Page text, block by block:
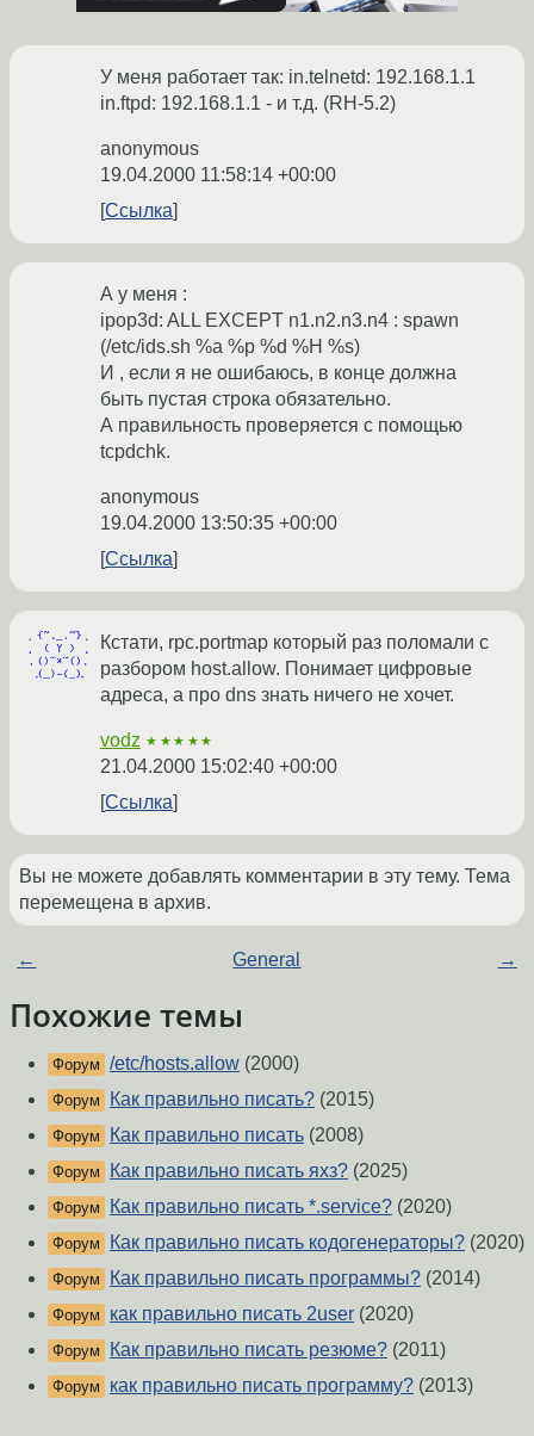
У меня работает так: in.telnetd: 192.168.1.1
in.ftpd: 192.168.1.1 - и т.д. (RH-5.2)
anonymous
19.04.2000 11:58:14 +00:00
Ссылка
А у меня :
ipop3d: ALL EXCEPT n1.n2.n3.n4 : spawn
(/etc/ids.sh %a %p %d %H %s)
И , если я не ошибаюсь, в конце должна
быть пустая строка обязательно.
А правильность проверяется с помощью
tcpdchk.
anonymous
19.04.2000 13:50:35 +00:00
Ссылка
Кстати, rpc.portmap который раз поломали с
разбором host.allow. Понимает цифровые
адреса, а про dns знать ничего не хочет.
vodz ★★★★★
21.04.2000 15:02:40 +00:00
Ссылка
Вы не можете добавлять комментарии в эту тему. Тема
перемещена в архив.
← General →
Похожие темы
Форум /etc/hosts.allow (2000)
Форум Как правильно писать? (2015)
Форум Как правильно писать (2008)
Форум Как правильно писать яхз? (2025)
Форум Как правильно писать *.service? (2020)
Форум Как правильно писать кодогенераторы? (2020)
Форум Как правильно писать программы? (2014)
Форум как правильно писать 2user (2020)
Форум Как правильно писать резюме? (2011)
Форум как правильно писать программу? (2013)